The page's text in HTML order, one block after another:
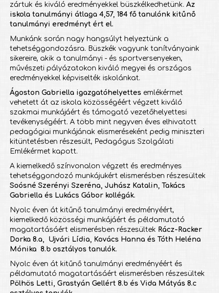
zártuk és kiváló eredményekkel büszkélkedhetünk. Az
iskola tanulmányi átlaga 4,57, 184 fő tanulónk kitűnő
tanulmányi eredményt ért el.
Munkánk során nagy hangsúlyt helyeztünk a
tehetséggondozásra. Büszkék vagyunk tanítványaink
sikereire, akik a tanulmányi - és sportversenyeken,
művészeti pályázatokon kiváló megyei és országos
eredményekkel képviselték iskolánkat.
Ágoston Gabriella igazgatóhelyettes emlékérmet
vehetett át az iskola közösségéért végzett kiváló
szakmai munkájáért és támogató vezetőhelyettesi
tevékenységéért. A több mint negyven éves elhivatott
pedagógiai munkájának elismeréseként pedig miniszteri
kitüntetésben részesült, Pedagógus Szolgálati
Emlékérmet kapott.
A kiemelkedő színvonalon végzett és eredményes
tehetséggondozó munkájukért elismerésben részesültek
Soósné Szerényi Szeréna, Juhász Katalin, Takács
Gabriella és Lukács Gábor kollégák.
Nyolc éven át kitűnő tanulmányi eredményéért,
kiemelkedő közösségi munkájáért és példamutató
magatartásáért elismerésben részesültek Rácz-Racker
Dorka 8.a, Ujvári Lídia, Kovács Hanna és Tóth Heléna
Mónika 8.b osztályos tanulók.
Nyolc éven át kitűnő tanulmányi eredményéért és
példamutató magatartásáért elismerésben részesültek
Pölhös Letti, Grastyán Gellért 8.b és Vida Mátyás 8.c